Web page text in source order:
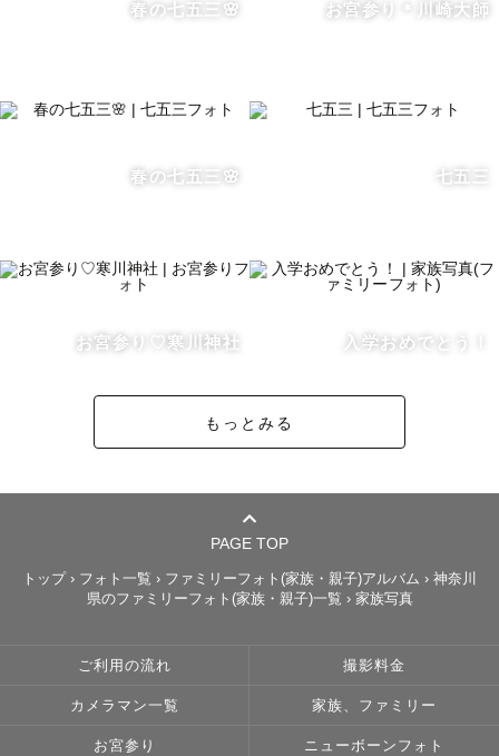
ただくようお願いいたします。
そう思っていただける時間と写真をお届けします。
__________________________________
①ご予約
③LINEにて撮影打ち合わせ
打ち合わせでは
⑤2週間程度でお渡し
📷撮影について
でも美しく綺麗にお撮りします🌷
「こんな場所で撮って欲しい」などはもちろん、ポージン
春の七五三🌸 お宮参り＊川崎大師
春の七五三🌸 七五三
お宮参り♡寒川神社 入学おめでとう！
もっとみる
PAGE TOP
トップ › フォト一覧 › ファミリーフォト(家族・親子)アルバム › 神奈川
県のファミリーフォト(家族・親子)一覧 › 家族写真
ご利用の流れ 撮影料金
カメラマン一覧 家族、ファミリー
お宮参り ニューボーンフォト